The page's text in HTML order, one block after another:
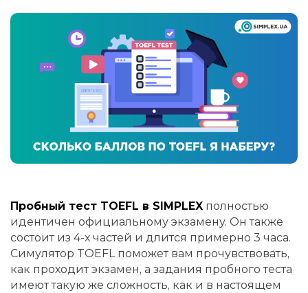
Пробный тест TOEFL в SIMPLEX полностью
идентичен официальному экзамену. Он также
состоит из 4-х частей и длится примерно 3 часа.
Симулятор TOEFL поможет вам прочувствовать,
как проходит экзамен, а задания пробного теста
имеют такую же сложность, как и в настоящем